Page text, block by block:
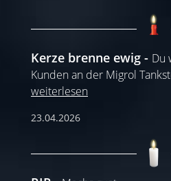
Kerze brenne ewig
Du
Kunden an der Migrol
weiterlesen
23.04.2026